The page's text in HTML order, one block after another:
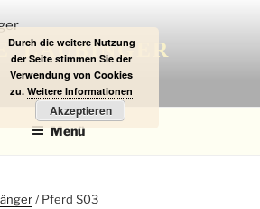
LAUBINGER
Menü
/ Pferd S03
Durch die weitere Nutzung
der Seite stimmen Sie der
Verwendung von Cookies
zu. Weitere Informationen
Akzeptieren